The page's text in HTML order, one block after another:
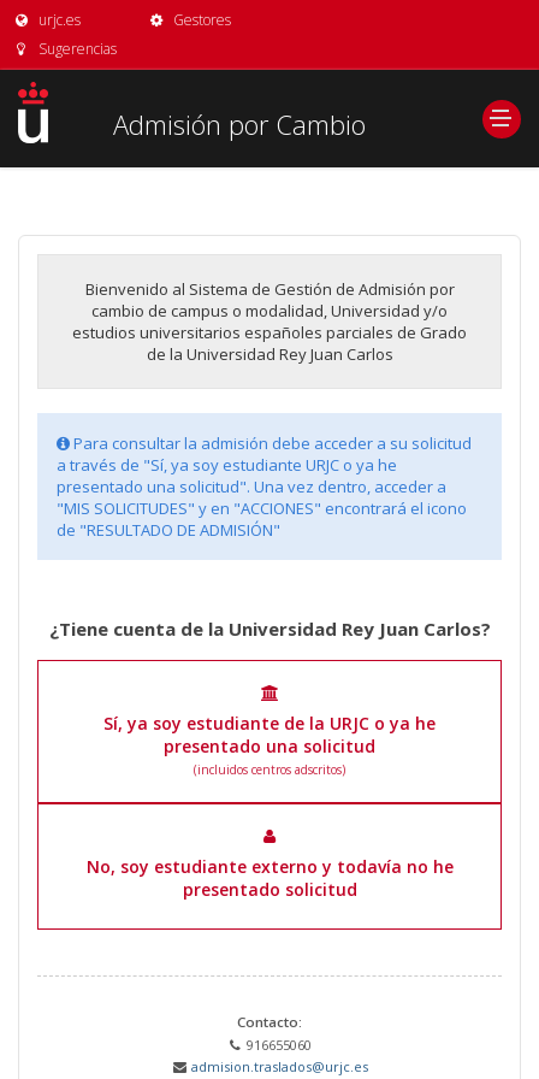
urjc.es
Sugerencias
Gestores
Admisión por Cambio
Bienvenido al Sistema de Gestión de Admisión por
cambio de campus o modalidad, Universidad y/o
estudios universitarios españoles parciales de Grado
de la Universidad Rey Juan Carlos
Para consultar la admisión debe acceder a su solicitud
a través de "Sí, ya soy estudiante URJC o ya he
presentado una solicitud". Una vez dentro, acceder a
"MIS SOLICITUDES" y en "ACCIONES" encontrará el icono
de "RESULTADO DE ADMISIÓN"
¿Tiene cuenta de la Universidad Rey Juan Carlos?
Sí, ya soy estudiante de la URJC o ya he
presentado una solicitud
(incluidos centros adscritos)
No, soy estudiante externo y todavía no he
presentado solicitud
Contacto:
916655060
admision.traslados@urjc.es